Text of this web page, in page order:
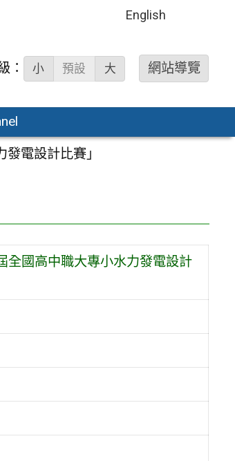
English
： 小 預設 大 網站導覽
電設計比賽」
全國高中職大專小水力發電設計